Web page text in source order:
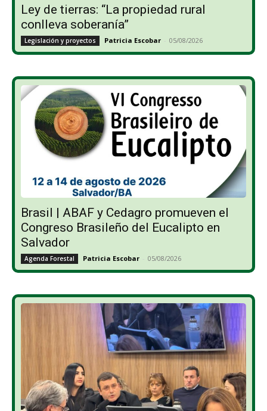
Ley de tierras: “La propiedad rural
conlleva soberanía”
Legislación y proyectos Patricia Escobar - 05/08/2026
Brasil | ABAF y Cedagro promueven el
Congreso Brasileño del Eucalipto en
Salvador
Agenda Forestal Patricia Escobar - 05/08/2026